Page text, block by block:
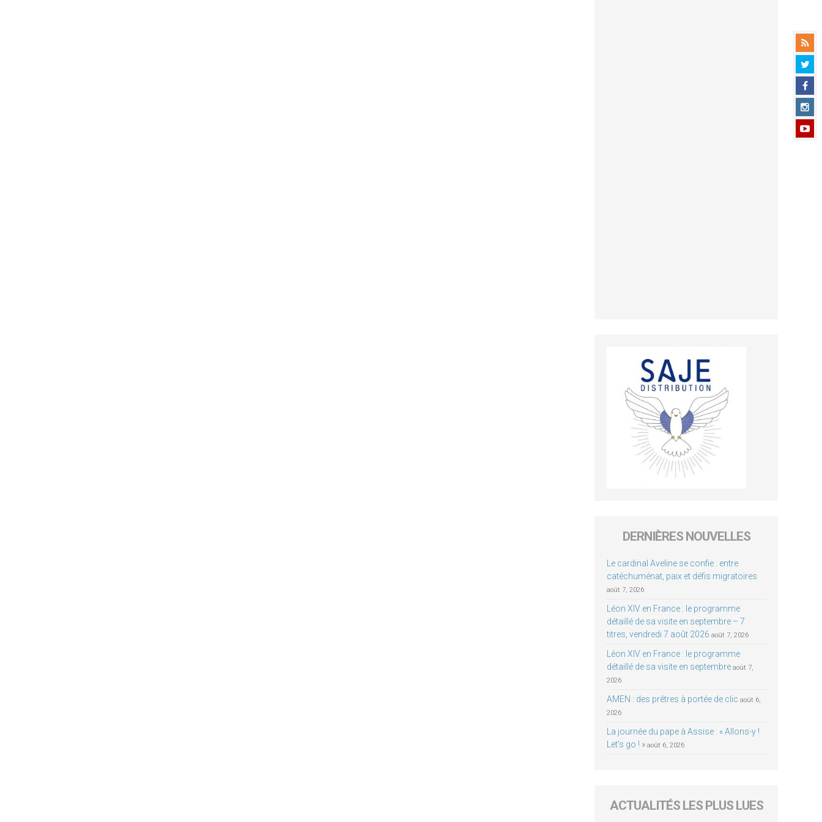
DERNIÈRES NOUVELLES
Le cardinal Aveline se confie : entre
catéchuménat, paix et défis migratoires
août 7, 2026
Léon XIV en France : le programme
détaillé de sa visite en septembre – 7
titres, vendredi 7 août 2026 août 7, 2026
Léon XIV en France : le programme
détaillé de sa visite en septembre août 7,
2026
AMEN : des prêtres à portée de clic août 6,
2026
La journée du pape à Assise : « Allons-y !
Let’s go ! » août 6, 2026
ACTUALITÉS LES PLUS LUES